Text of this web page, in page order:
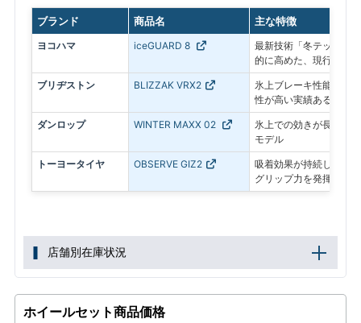
ブランド 商品名 主な特徴
ヨコハマ iceGUARD 8
最新技術「冬テック」
的に高めた、現行モデル
ブリヂストン BLIZZAK VRX2
氷上ブレーキ性能に優
性が高い実績あるモデル
ダンロップ WINTER MAXX 02
氷上での効きが長持ち
モデル
トーヨータイヤ OBSERVE GIZ2
吸着効果が持続し、ア
グリップ力を発揮
店舗別在庫状況
ホイールセット商品価格